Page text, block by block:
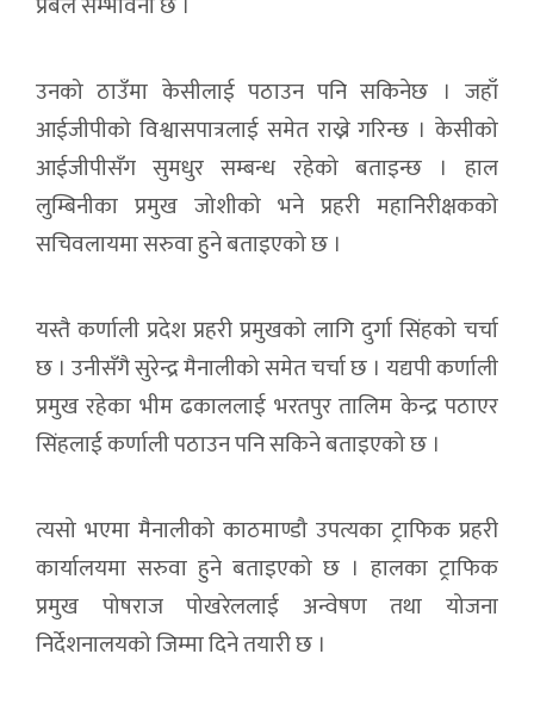
उनको ठाउँमा केसीलाई पठाउन पनि सकिनेछ । जहाँ
आईजीपीको विश्वासपात्रलाई समेत राख्ने गरिन्छ । केसीको
आईजीपीसँग सुमधुर सम्बन्ध रहेको बताइन्छ । हाल
लुम्बिनीका प्रमुख जोशीको भने प्रहरी महानिरीक्षकको
सचिवलायमा सरुवा हुने बताइएको छ ।
यस्तै कर्णाली प्रदेश प्रहरी प्रमुखको लागि दुर्गा सिंहको चर्चा
छ । उनीसँगै सुरेन्द्र मैनालीको समेत चर्चा छ । यद्यपी कर्णाली
प्रमुख रहेका भीम ढकाललाई भरतपुर तालिम केन्द्र पठाएर
सिंहलाई कर्णाली पठाउन पनि सकिने बताइएको छ ।
त्यसो भएमा मैनालीको काठमाण्डौ उपत्यका ट्राफिक प्रहरी
कार्यालयमा सरुवा हुने बताइएको छ । हालका ट्राफिक
प्रमुख पोषराज पोखरेललाई अन्वेषण तथा योजना
निर्देशनालयको जिम्मा दिने तयारी छ ।